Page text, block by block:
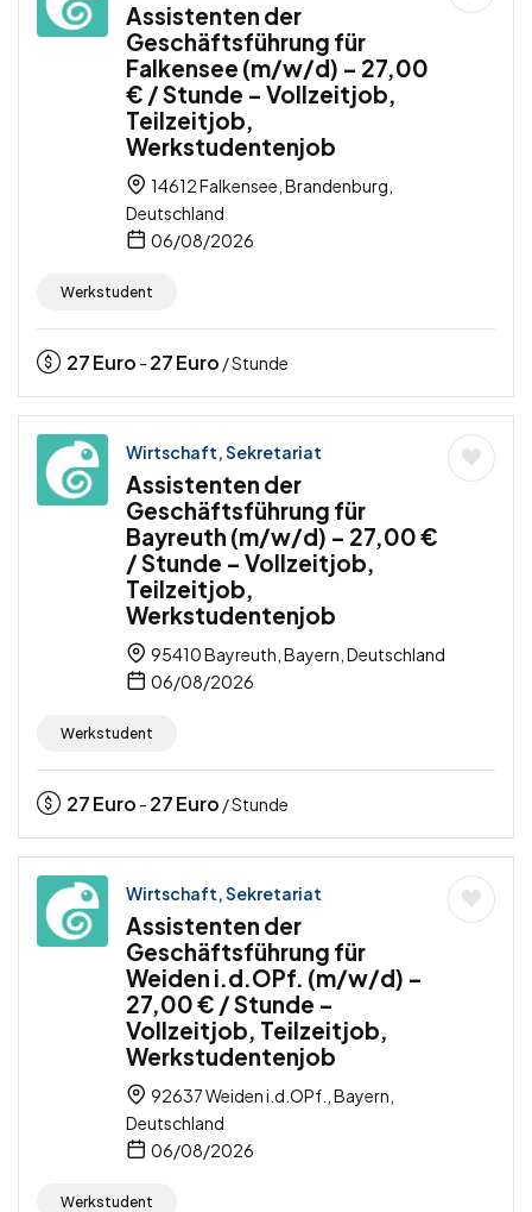
Assistenten der
Geschäftsführung für
Falkensee (m/w/d) – 27,00
€ / Stunde – Vollzeitjob,
Teilzeitjob,
Werkstudentenjob
14612 Falkensee, Brandenburg,
Deutschland
06/08/2026
Werkstudent
27Euro - 27Euro / Stunde
Wirtschaft, Sekretariat
Assistenten der
Geschäftsführung für
Bayreuth (m/w/d) – 27,00 €
/ Stunde – Vollzeitjob,
Teilzeitjob,
Werkstudentenjob
95410 Bayreuth, Bayern, Deutschland
06/08/2026
Werkstudent
27Euro - 27Euro / Stunde
Wirtschaft, Sekretariat
Assistenten der
Geschäftsführung für
Weiden i.d.OPf. (m/w/d) –
27,00 € / Stunde –
Vollzeitjob, Teilzeitjob,
Werkstudentenjob
92637 Weiden i.d.OPf., Bayern,
Deutschland
06/08/2026
Werkstudent